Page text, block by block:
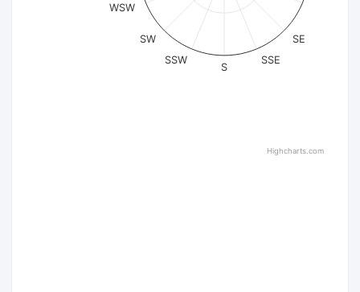
SE
SSE
S
SSW
SW
WSW
Highcharts.com